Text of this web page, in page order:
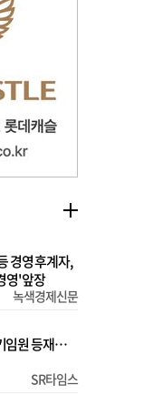
경영 후계자,
영' 앞장
녹색경제신문
임원 등재…
SR타임스